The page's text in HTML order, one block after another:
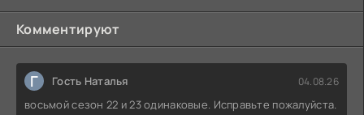
Комментируют
Г Гость Наталья 04.08.26
восьмой сезон 22 и 23 одинаковые. Исправьте пожалуйста.